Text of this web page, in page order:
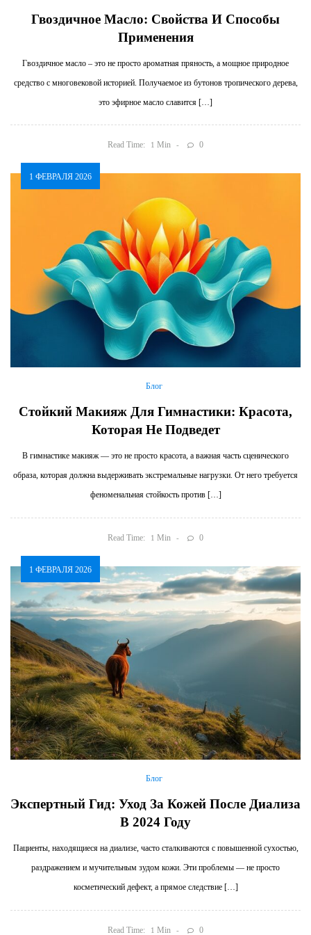
Гвоздичное Масло: Свойства И Способы
Применения
Гвоздичное масло – это не просто ароматная пряность, а мощное природное
средство с многовековой историей. Получаемое из бутонов тропического дерева,
это эфирное масло славится […]
Read Time: 1 Min 0
1 ФЕВРАЛЯ 2026
Блог
Стойкий Макияж Для Гимнастики: Красота,
Которая Не Подведет
В гимнастике макияж — это не просто красота, а важная часть сценического
образа, которая должна выдерживать экстремальные нагрузки. От него требуется
феноменальная стойкость против […]
Read Time: 1 Min 0
1 ФЕВРАЛЯ 2026
Блог
Экспертный Гид: Уход За Кожей После Диализа
В 2024 Году
Пациенты, находящиеся на диализе, часто сталкиваются с повышенной сухостью,
раздражением и мучительным зудом кожи. Эти проблемы — не просто
косметический дефект, а прямое следствие […]
Read Time: 1 Min 0